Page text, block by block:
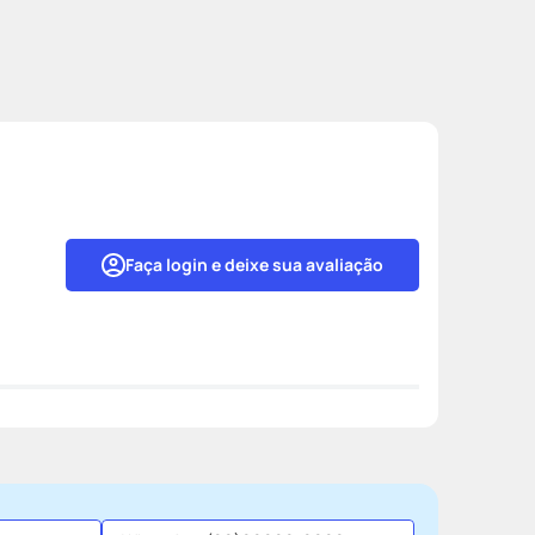
Faça login e deixe sua avaliação